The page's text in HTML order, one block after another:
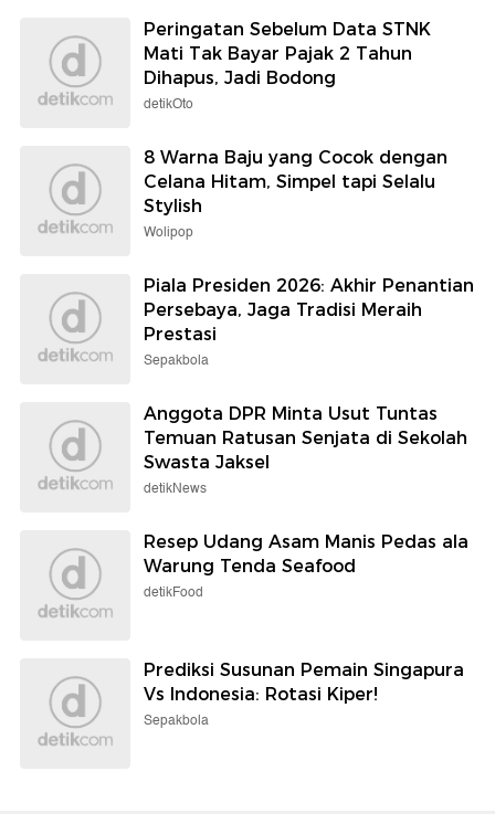
Peringatan Sebelum Data STNK
Mati Tak Bayar Pajak 2 Tahun
Dihapus, Jadi Bodong
detikOto
8 Warna Baju yang Cocok dengan
Celana Hitam, Simpel tapi Selalu
Stylish
Wolipop
Piala Presiden 2026: Akhir Penantian
Persebaya, Jaga Tradisi Meraih
Prestasi
Sepakbola
Anggota DPR Minta Usut Tuntas
Temuan Ratusan Senjata di Sekolah
Swasta Jaksel
detikNews
Resep Udang Asam Manis Pedas ala
Warung Tenda Seafood
detikFood
Prediksi Susunan Pemain Singapura
Vs Indonesia: Rotasi Kiper!
Sepakbola